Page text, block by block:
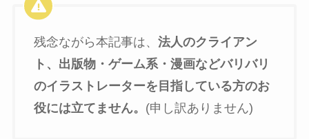
残念ながら本記事は、 法人のクライアン
ト、出版物・ゲーム系・漫画などバリバリ
のイラストレーターを目指している方のお
役には立てません。 (申し訳ありません)